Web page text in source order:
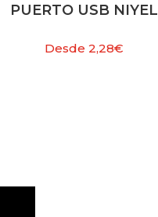
PUERTO USB NIYEL
Desde2,28€